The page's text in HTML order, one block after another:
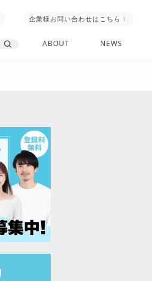
企業様お問い合わせはこちら！
ABOUT NEWS